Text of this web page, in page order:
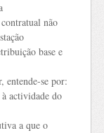
não
base e
se por:
actividade do
a que o